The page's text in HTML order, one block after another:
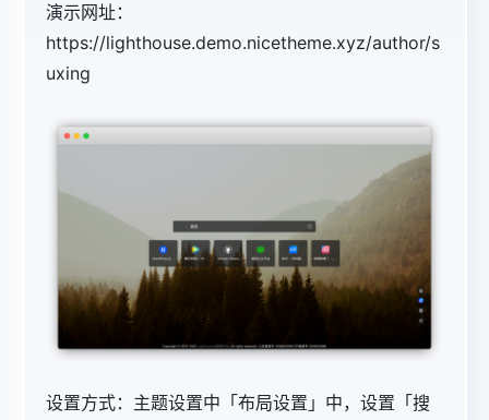
演示网址：
https://lighthouse.demo.nicetheme.xyz/author/s
uxing
设置方式：主题设置中「布局设置」中，设置「搜